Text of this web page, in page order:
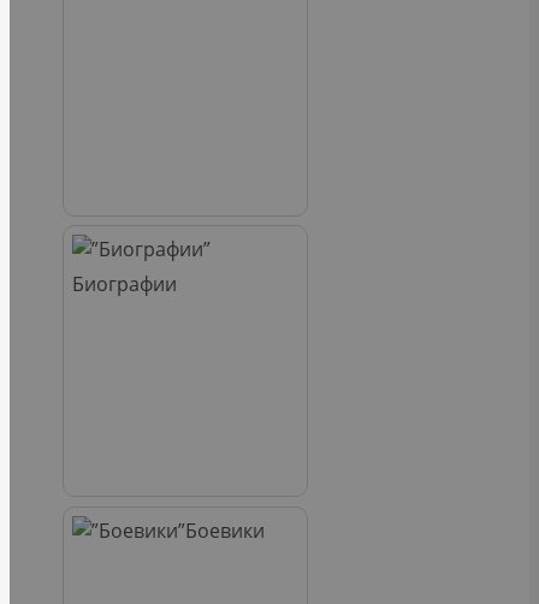
Биографии
Боевики